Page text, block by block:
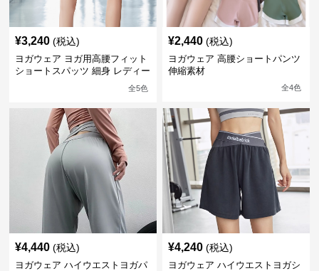
¥3,240 (税込)
ヨガウェア ヨガ用高腰フィット
ショートスパッツ 細身 レディー
全5色
¥2,440 (税込)
ヨガウェア 高腰ショートパンツ
伸縮素材
全4色
¥4,440 (税込)
ヨガウェア ハイウエストヨガパ
¥4,240 (税込)
ヨガウェア ハイウエストヨガシ